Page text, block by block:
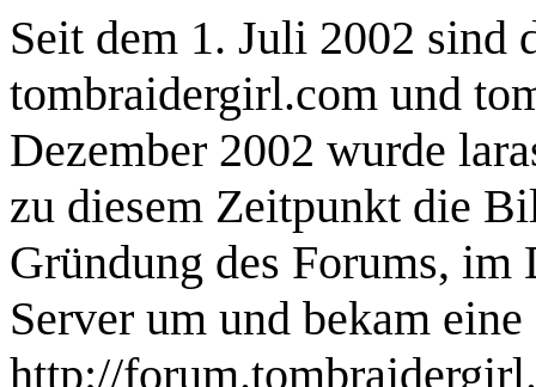
Seit dem 1. Juli 2002 sind
tombraidergirl.com und
Dezember 2002 wurde
zu diesem Zeitpunkt die
Gründung des Forums, im
Server um und bekam
http://